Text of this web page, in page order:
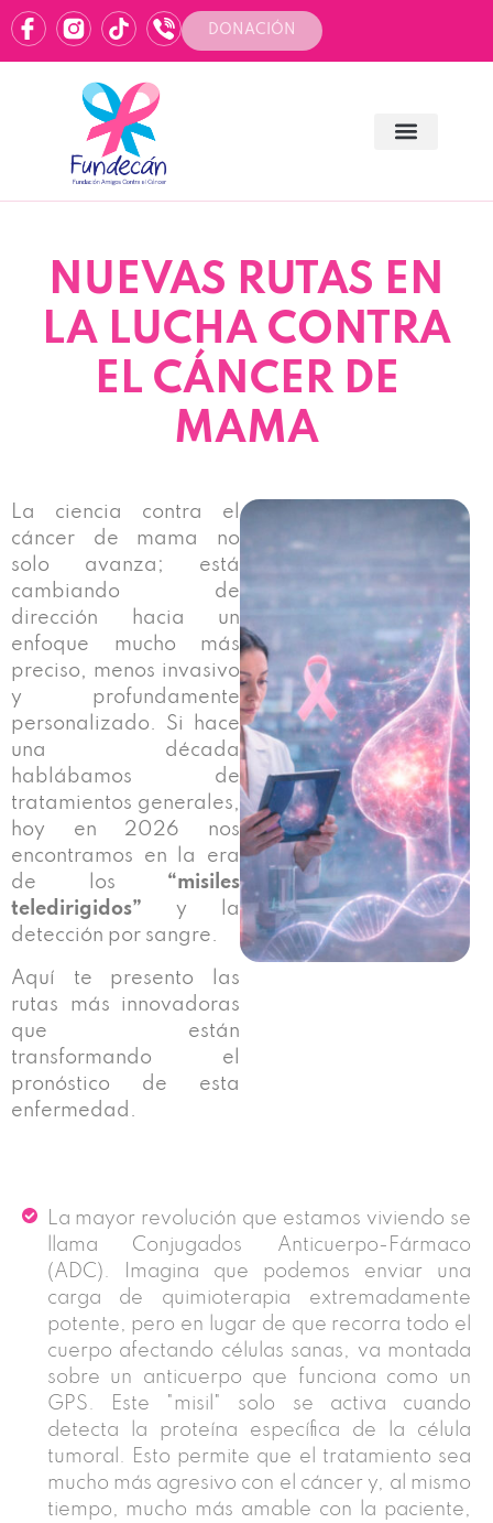
DONACIÓN
NUEVAS RUTAS EN
LA LUCHA CONTRA
EL CÁNCER DE
MAMA
La ciencia contra el
cáncer de mama no
solo avanza; está
cambiando de
dirección hacia un
enfoque mucho más
preciso, menos invasivo
y profundamente
personalizado. Si hace
una década
hablábamos de
tratamientos generales,
hoy en 2026 nos
encontramos en la era
de los “misiles
teledirigidos” y la
detección por sangre.
Aquí te presento las
rutas más innovadoras
que están
transformando el
pronóstico de esta
enfermedad.
La mayor revolución que estamos viviendo se
llama Conjugados Anticuerpo-Fármaco
(ADC). Imagina que podemos enviar una
carga de quimioterapia extremadamente
potente, pero en lugar de que recorra todo el
cuerpo afectando células sanas, va montada
sobre un anticuerpo que funciona como un
GPS. Este "misil" solo se activa cuando
detecta la proteína específica de la célula
tumoral. Esto permite que el tratamiento sea
mucho más agresivo con el cáncer y, al mismo
tiempo, mucho más amable con la paciente,